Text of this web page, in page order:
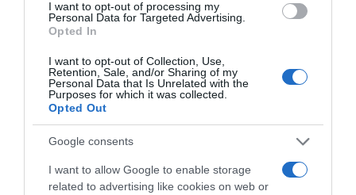
I want to opt-out of processing my
Personal Data for Targeted Advertising.
Opted In
I want to opt-out of Collection, Use,
Retention, Sale, and/or Sharing of my
Personal Data that Is Unrelated with the
Purposes for which it was collected.
Opted Out
Google consents
I want to allow Google to enable storage
related to advertising like cookies on web or
δημιούργησαν τηλεφωνική γραμμή…
παραπόνων για τους θαυμαστές τους
Η τηλεφωνική γραμμή είναι διαθέσιμη 24/7 για να μπορούν
οι καλούντες να αφήσουν μήνυμα